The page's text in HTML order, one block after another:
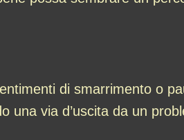
di smarrimento o
una via d’uscita da un